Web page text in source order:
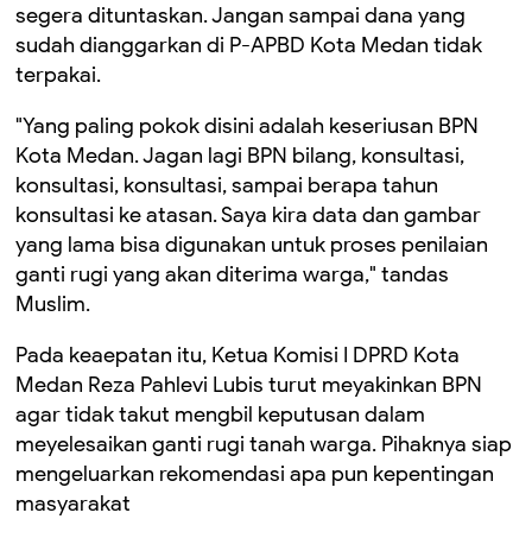
segera dituntaskan. Jangan sampai dana yang
sudah dianggarkan di P-APBD Kota Medan tidak
terpakai.
"Yang paling pokok disini adalah keseriusan BPN
Kota Medan. Jagan lagi BPN bilang, konsultasi,
konsultasi, konsultasi, sampai berapa tahun
konsultasi ke atasan. Saya kira data dan gambar
yang lama bisa digunakan untuk proses penilaian
ganti rugi yang akan diterima warga," tandas
Muslim.
Pada keaepatan itu, Ketua Komisi I DPRD Kota
Medan Reza Pahlevi Lubis turut meyakinkan BPN
agar tidak takut mengbil keputusan dalam
meyelesaikan ganti rugi tanah warga. Pihaknya siap
mengeluarkan rekomendasi apa pun kepentingan
masyarakat